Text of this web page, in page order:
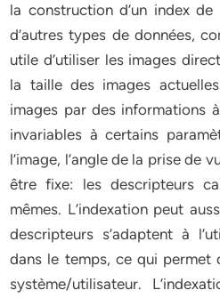
la construction d’un index de
d’autres types de données,
utile d’utiliser les images
la taille des images
images par des informations
invariables à certains
l’image, l’angle de la prise de
être fixe: les descripteurs
mêmes. L’indexation peut
descripteurs s’adaptent à
dans le temps, ce qui permet
système/utilisateur.